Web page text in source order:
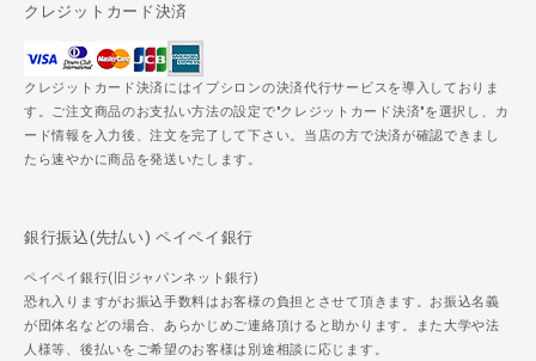
クレジットカード決済
クレジットカード決済にはイプシロンの決済代行サービスを導入しておりま
す。ご注文商品のお支払い方法の設定で"クレジットカード決済"を選択し、カ
ード情報を入力後、注文を完了して下さい。当店の方で決済が確認できまし
たら速やかに商品を発送いたします。
銀行振込(先払い) ペイペイ銀行
ペイペイ銀行(旧ジャパンネット銀行)
恐れ入りますがお振込手数料はお客様の負担とさせて頂きます。お振込名義
が団体名などの場合、あらかじめご連絡頂けると助かります。また大学や法
人様等、後払いをご希望のお客様は別途相談に応じます。